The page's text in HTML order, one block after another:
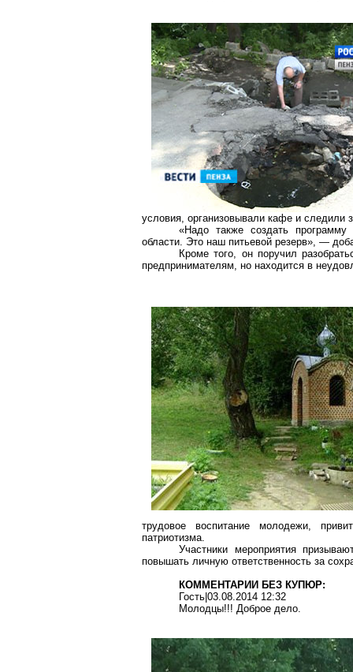
условия, организовывали кафе и следили
«Надо также создать
области. Это наш питьевой резерв», —
Кроме того, он поручил
предпринимателям, но находится в
трудовое воспитание молодежи,
патриотизма.
Участники мероприятия
повышать личную ответственность за
КОММЕНТАРИИ БЕЗ КУПЮР:
Гость|03.08.2014 12:32
Молодцы!!! Доброе дело.